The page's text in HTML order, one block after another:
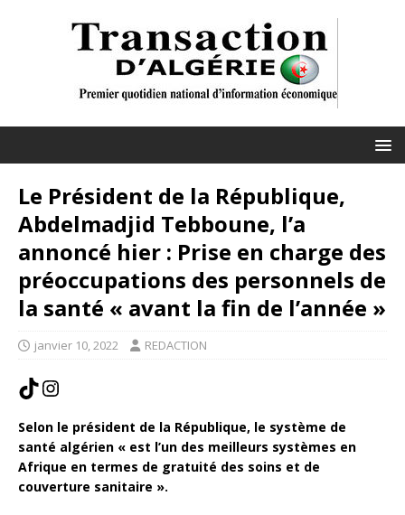
Le Président de la République,
Abdelmadjid Tebboune, l’a
annoncé hier : Prise en charge des
préoccupations des personnels de
la santé « avant la fin de l’année »
janvier 10, 2022 REDACTION
Selon le président de la République, le système de
santé algérien « est l’un des meilleurs systèmes en
Afrique en termes de gratuité des soins et de
couverture sanitaire ».